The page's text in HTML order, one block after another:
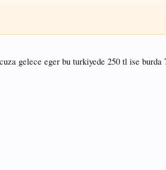
gelece eger bu turkiyede 250 tl ise burda